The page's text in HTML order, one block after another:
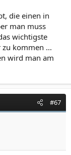
die einen in
man muss
wichtigste
kommen ...
wird man am
#67